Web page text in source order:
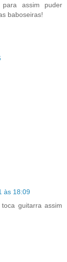
assim puder
baboseiras!
às 18:09
guitarra assim